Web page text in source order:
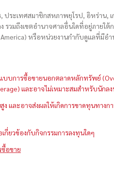
ประเทศสมาชิกสหภาพยุโรป, อิหร่าน,
รวมถึงเขตอำนาจศาลอื่นใดที่อยู่ภายใต้
หรือหน่วยงานกำกับดูแลที่มีอ
แบบการซื้อขายนอกตลาดหลักทรัพย์
และอาจไม่เหมาะสมสำหรับนัก
ง และอาจส่งผลให้เกิดการขาดทุนทางก
กี่ยวข้องกับกิจกรรมการลงทุนใดๆ
ซื้อขาย